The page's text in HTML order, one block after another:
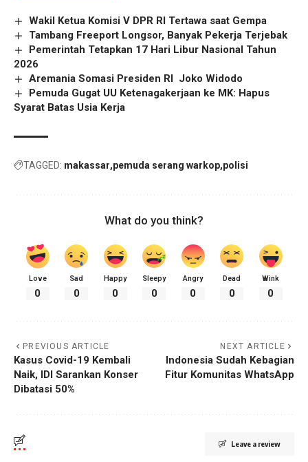
Wakil Ketua Komisi V DPR RI Tertawa saat Gempa
Tambang Freeport Longsor, Banyak Pekerja Terjebak
Pemerintah Tetapkan 17 Hari Libur Nasional Tahun
2026
Aremania Somasi Presiden RI Joko Widodo
Pemuda Gugat UU Ketenagakerjaan ke MK: Hapus
Syarat Batas Usia Kerja
TAGGED: makassar pemuda serang warkop polisi
What do you think?
Love
0
Sad
0
Happy
0
Sleepy
0
Angry
0
Dead
0
Wink
0
PREVIOUS ARTICLE
Kasus Covid-19 Kembali
Naik, IDI Sarankan Konser
Dibatasi 50%
NEXT ARTICLE
Indonesia Sudah Kebagian
Fitur Komunitas WhatsApp
Leave a review